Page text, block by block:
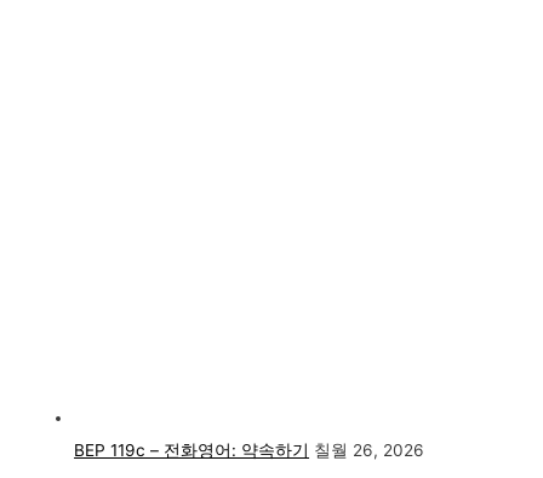
BEP 119c – 전화영어: 약속하기 칠월 26, 2026